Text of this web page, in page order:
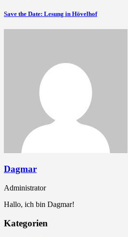
Save the Date: Lesung in Hövelhof
Dagmar
Administrator
Hallo, ich bin Dagmar!
Kategorien